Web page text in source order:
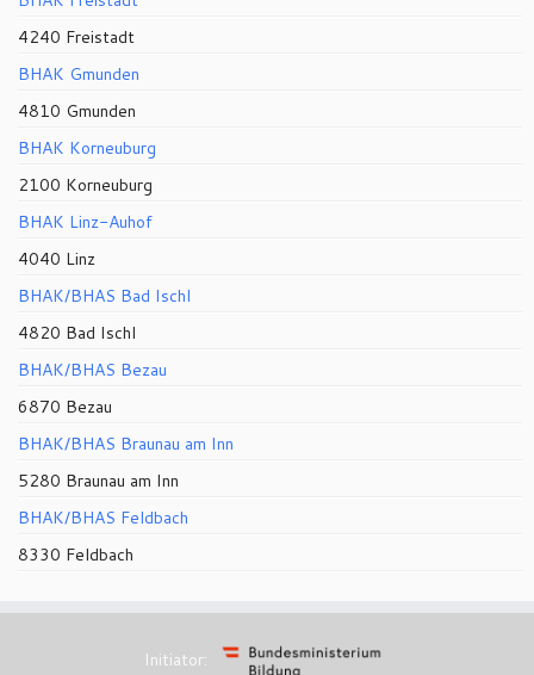
4240 Freistadt
BHAK Gmunden
4810 Gmunden
BHAK Korneuburg
2100 Korneuburg
BHAK Linz-Auhof
4040 Linz
BHAK/BHAS Bad Ischl
4820 Bad Ischl
BHAK/BHAS Bezau
6870 Bezau
BHAK/BHAS Braunau am Inn
5280 Braunau am Inn
BHAK/BHAS Feldbach
8330 Feldbach
Initiator: